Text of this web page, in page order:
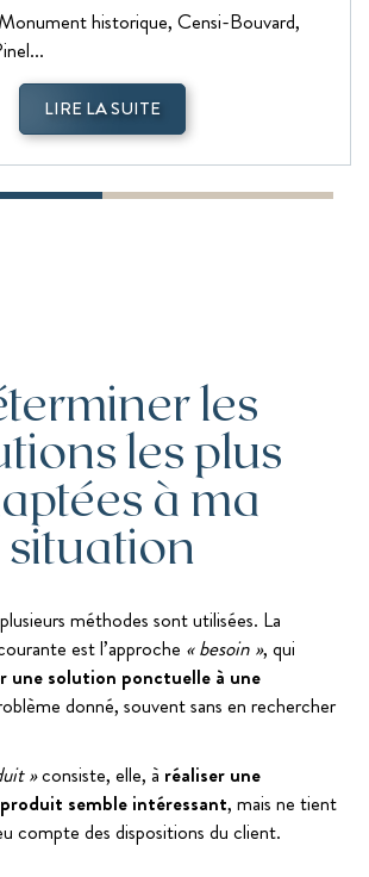
historique, Censi-Bouvard,
LIRE LA SUITE
les
les plus
à ma
situation
méthodes sont utilisées. La
est l’approche « besoin », qui
une solution ponctuelle à une
donné, souvent sans en rechercher
»consiste, elle, à réaliser une
semble intéressant, mais ne tient
compte des dispositions du client.